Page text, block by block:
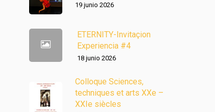
19 junio 2026
ETERNITY-Invitaçion
Experiencia #4
18 junio 2026
Colloque Sciences,
techniques et arts XXe –
XXIe siècles